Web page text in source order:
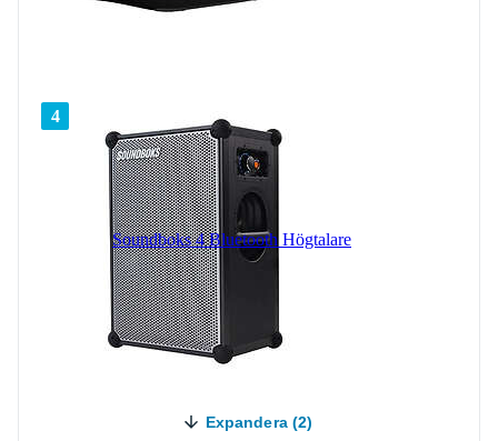
4
Soundboks 4 Bluetooth Högtalare
Expandera (2)